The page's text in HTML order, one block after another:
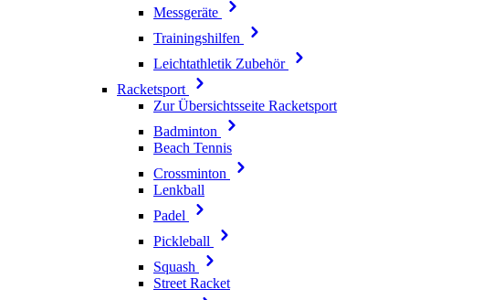
Messgeräte
Trainingshilfen
Leichtathletik Zubehör
Racketsport
Zur Übersichtsseite Racketsport
Badminton
Beach Tennis
Crossminton
Lenkball
Padel
Pickleball
Squash
Street Racket